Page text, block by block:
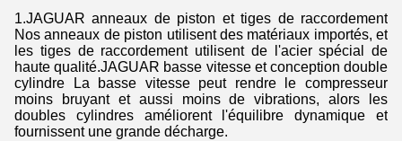
1.JAGUAR anneaux de piston et tiges de raccordement
Nos anneaux de piston utilisent des matériaux importés, et
les tiges de raccordement utilisent de l'acier spécial de
haute qualité.JAGUAR basse vitesse et conception double
cylindre La basse vitesse peut rendre le compresseur
moins bruyant et aussi moins de vibrations, alors les
doubles cylindres améliorent l'équilibre dynamique et
fournissent une grande décharge.